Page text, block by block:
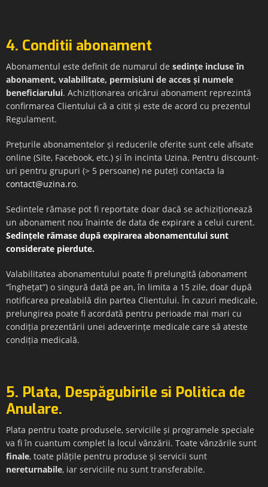
4. Conditii abonament
Abonamentul este definit de numarul de sedințe incluse în
abonament, valabilitate, permisiuni de acces și numele
beneficiarului. Achiziționarea oricărui abonament reprezintă
confirmarea Clientului că a citit și este de acord cu prezentul
Regulament.
Prețurile abonamentelor și reducerile oferite sunt cele afisate
online (Site, Facebook, etc.) și în incinta Uzina. Pentru discount-
uri pentru grupuri (> 5 persoane) ne puteți contacta la
contact@uzina.ro.
Sedintele rămase pot fi reportate doar dacă se achiziționează
un abonament nou înainte de data de expirare a celui curent.
Sedințele rămase după expirarea abonamentului sunt
considerate pierdute.
Valabilitatea abonamentului poate fi prelungită (abonament
“înghețat”) o singură dată pe an, în limita a 15 zile, doar după
notificarea prealabilă din partea Clientului. În cazuri medicale,
prelungirea poate fi acordată pentru perioade mai mari cu
condiția prezentării unei adeverințe medicale care să ateste
condiția medicală.
5. Plata, Despăgubirile si Politica de
Anulare.
Plata pentru toate produsele, serviciile și programele speciale
va fi în cuantum complet la locul vânzării. Toate vânzările sunt
finale, toate plățile pentru produse și servicii sunt
nereturnabile, iar serviciile nu sunt transferabile.